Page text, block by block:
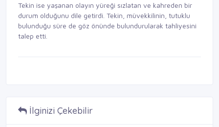
Tekin ise yaşanan olayın yüreği sızlatan ve kahreden bir
durum olduğunu dile getirdi. Tekin, müvekkilinin, tutuklu
bulunduğu süre de göz önünde bulundurularak tahliyesini
talep etti.
İlginizi Çekebilir